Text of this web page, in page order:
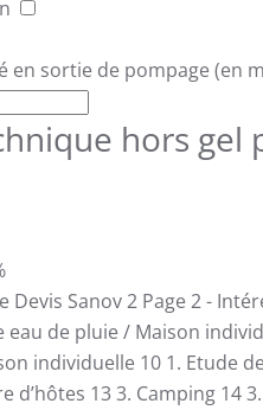
en sortie de pompage (en
hors gel
Devis Sanov2 Page 2 -
eau de pluie / Maison
individuelle 10 1. Etude
d’hôtes 133. Camping 14